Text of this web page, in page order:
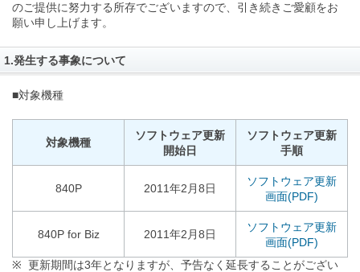
のご提供に努力する所存でございますので、引き続きご愛顧をお
願い申し上げます。
1.発生する事象について
■対象機種
対象機種
ソフトウェア更新
開始日
ソフトウェア更新
手順
840P 2011年2月8日
ソフトウェア更新
画面(PDF)
840P for Biz 2011年2月8日
ソフトウェア更新
画面(PDF)
※ 更新期間は3年となりますが、予告なく延長することがござい